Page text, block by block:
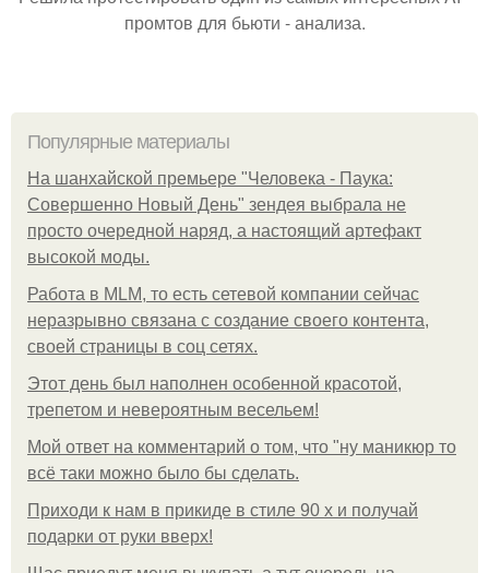
промтов для бьюти - анализа.
Популярные материалы
На шанхайской премьере "Человека - Паука:
Совершенно Новый День" зендея выбрала не
просто очередной наряд, а настоящий артефакт
высокой моды.
Работа в MLM, то есть сетевой компании сейчас
неразрывно связана с создание своего контента,
своей страницы в соц сетях.
Этот день был наполнен особенной красотой,
трепетом и невероятным весельем!
Мой ответ на комментарий о том, что "ну маникюр то
всё таки можно было бы сделать.
Приходи к нам в прикиде в стиле 90 х и получай
подарки от руки вверх!